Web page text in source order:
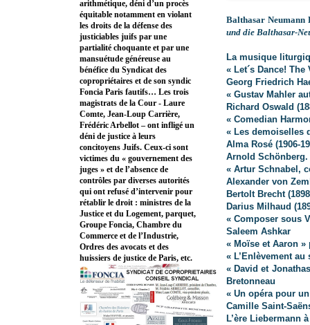
Balthasar Neumann
und die Balthasar-
La musique
« Let´s Dance!
Georg Friedrich
« Gustav Mahler
Richard Oswald
« Comedian
« Les demoiselles
Alma Rosé (1906-
Arnold
« Artur Schnabel,
Alexander von
Bertolt Brecht
Darius Milhaud
« Composer sous
Saleem Ashkar
« Moïse et Aaron
« L’Enlèvement
« David et
Bretonneau
« Un opéra pour
Camille Saint-
L’ère Liebermann
arithmétique, déni d’un procès
équitable notamment en violant
les droits de la défense des
justiciables juifs par une
partialité choquante et par une
mansuétude généreuse au
bénéfice du Syndicat des
copropriétaires et de son syndic
Foncia Paris fautifs… Les trois
magistrats de la Cour - Laure
Comte, Jean-Loup Carrière,
Frédéric Arbellot – ont infligé un
déni de justice à leurs
concitoyens Juifs. Ceux-ci sont
victimes du « gouvernement des
juges » et de l’absence de
contrôles par diverses autorités
qui ont refusé d’intervenir pour
rétablir le droit : ministres de la
Justice et du Logement, parquet,
Groupe Foncia, Chambre du
Commerce et de l’Industrie,
Ordres des avocats et des
huissiers de justice de Paris, etc.